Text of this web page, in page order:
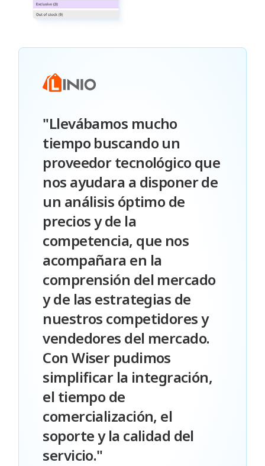
"Llevábamos mucho
tiempo buscando un
proveedor tecnológico que
nos ayudara a disponer de
un análisis óptimo de
precios y de la
competencia, que nos
acompañara en la
comprensión del mercado
y de las estrategias de
nuestros competidores y
vendedores del mercado.
Con Wiser pudimos
simplificar la integración,
el tiempo de
comercialización, el
soporte y la calidad del
servicio."